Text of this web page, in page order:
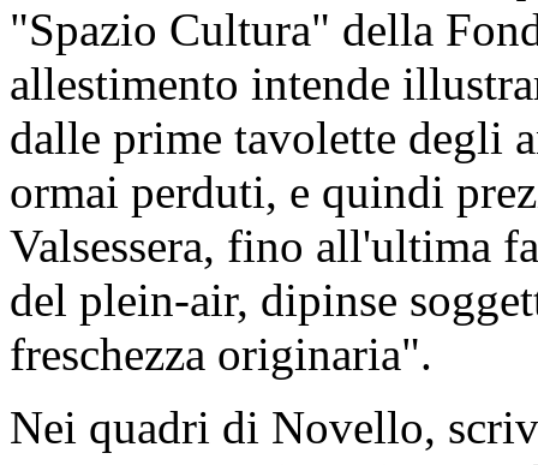
"Spazio Cultura" della
allestimento intende
dalle prime tavolette degli
ormai perduti, e quindi
Valsessera, fino all'ultima
del plein-air, dipinse
freschezza originaria".
Nei quadri di Novello,